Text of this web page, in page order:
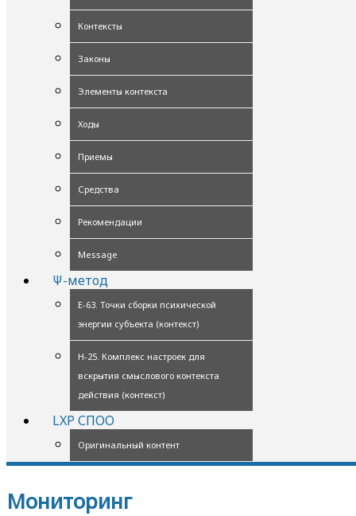
Контексты
Законы
Элементы контекста
Ходы
Приемы
Средства
Рекомендации
Message
Ψ-метод
Е-63. Точки сборки психической
энергии субъекта (контекст)
Н-25. Комплекс настроек для
вскрытия смыслового контекста
действия (контекст)
LXP СПОО
Оригинальный контент
Мониторинг